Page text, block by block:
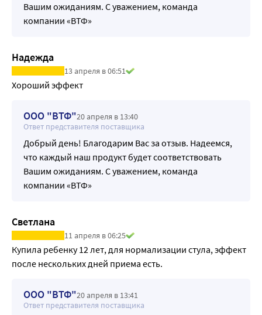
Вашим ожиданиям. С уважением, команда
компании «ВТФ»
Надежда
13 апреля в 06:51
Хороший эффект
ООО "ВТФ"20 апреля в 13:40
Ответ представителя поставщика
Добрый день! Благодарим Вас за отзыв. Надеемся,
что каждый наш продукт будет соответствовать
Вашим ожиданиям. С уважением, команда
компании «ВТФ»
Светлана
11 апреля в 06:25
Купила ребенку 12 лет, для нормализации стула, эффект
после нескольких дней приема есть.
ООО "ВТФ"20 апреля в 13:41
Ответ представителя поставщика